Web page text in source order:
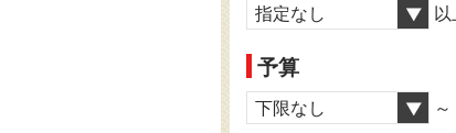
指定なし 以
予算
下限なし ～